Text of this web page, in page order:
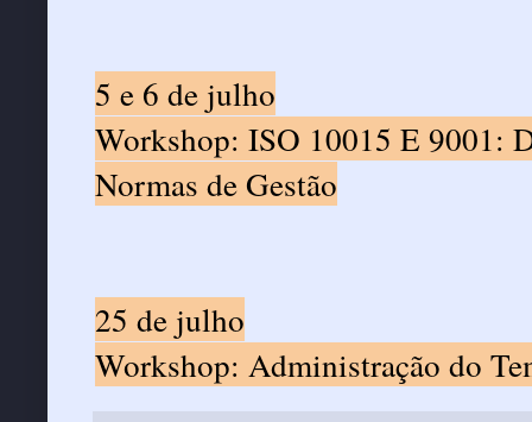
5 e 6 de julho
Workshop: ISO 10015 E 9001:
Normas de Gestão
25 de julho
Workshop: Administração do